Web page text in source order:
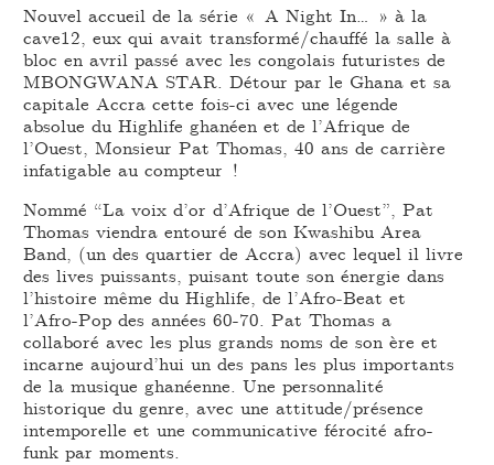
Nouvel accueil de la série « A Night In… » à la
cave12, eux qui avait transformé/chauffé la salle à
bloc en avril passé avec les congolais futuristes de
MBONGWANA STAR. Détour par le Ghana et sa
capitale Accra cette fois-ci avec une légende
absolue du Highlife ghanéen et de l’Afrique de
l’Ouest, Monsieur Pat Thomas, 40 ans de carrière
infatigable au compteur !
Nommé “La voix d’or d’Afrique de l’Ouest”, Pat
Thomas viendra entouré de son Kwashibu Area
Band, (un des quartier de Accra) avec lequel il livre
des lives puissants, puisant toute son énergie dans
l’histoire même du Highlife, de l’Afro-Beat et
l’Afro-Pop des années 60-70. Pat Thomas a
collaboré avec les plus grands noms de son ère et
incarne aujourd’hui un des pans les plus importants
de la musique ghanéenne. Une personnalité
historique du genre, avec une attitude/présence
intemporelle et une communicative férocité afro-
funk par moments.